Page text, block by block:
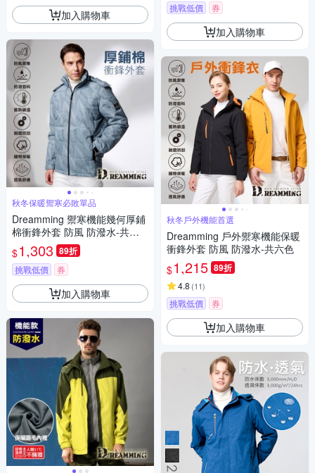
加入購物車
秋冬保暖禦寒必敗單品
Dreamming 禦寒機能幾何厚鋪
棉衝鋒外套 防風 防潑水-共二
色
$1,303 89折
挑戰低價 券
加入購物車
挑戰低價 券
加入購物車
秋冬戶外機能首選
Dreamming 戶外禦寒機能保暖
衝鋒外套 防風 防潑水-共六色
$1,215 89折
4.8 (11)
挑戰低價 券
加入購物車